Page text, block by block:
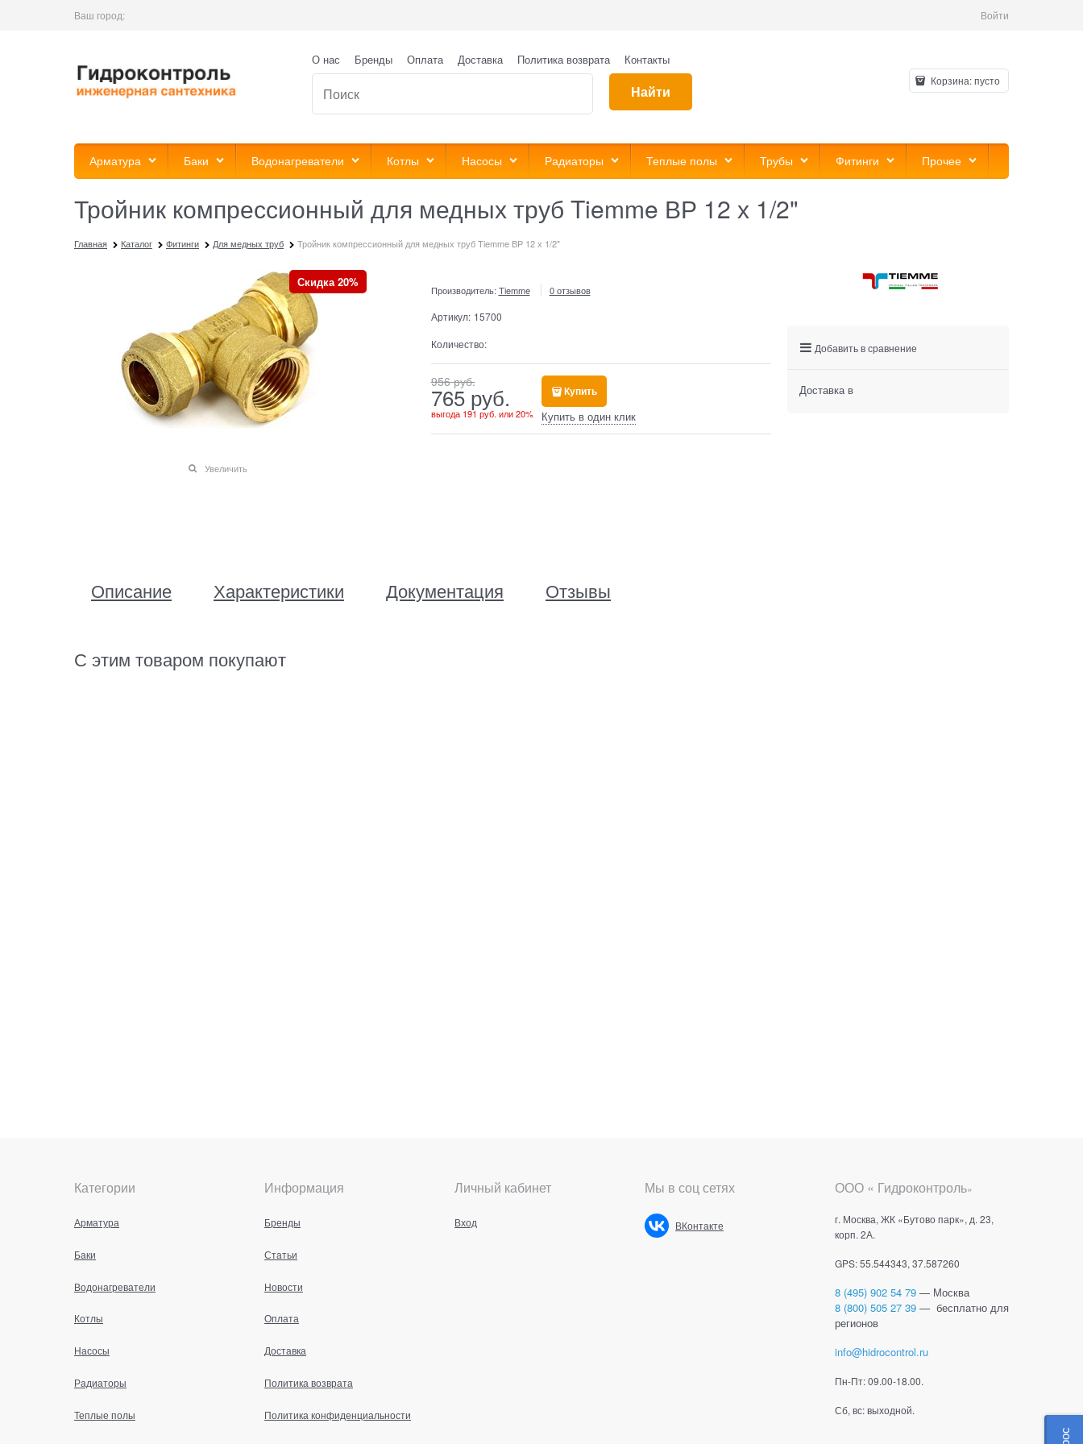
Ваш город: Войти
О нас Бренды Оплата Доставка Политика возврата Контакты
Найти
Корзина:пусто
Арматура Баки Водонагреватели Котлы Насосы Радиаторы Теплые полы Трубы Фитинги Прочее
Тройник компрессионный для медных труб Tiemme ВР 12 х 1/2"
Главная Каталог Фитинги Для медных труб Тройник компрессионный для медных труб Tiemme ВР 12 х 1/2"
Скидка 20%
Увеличить
Производитель: Tiemme 0 отзывов
Артикул: 15700
Количество:
956 руб.
765 руб.
выгода 191 руб. или20%
Купить
Купить в один клик
Описание Характеристики Документация Отзывы
С этим товаром покупают
Добавить в сравнение
Доставка в
Категории
Арматура
Баки
Водонагреватели
Котлы
Насосы
Радиаторы
Теплые полы
Информация
Бренды
Статьи
Новости
Оплата
Доставка
Политика возврата
Политика конфиденциальности
Личный кабинет
Вход
Мы в соц сетях
ВКонтакте
ООО « Гидроконтроль»
г. Москва, ЖК «Бутово парк», д. 23,
корп. 2А.
GPS: 55.544343, 37.587260
8 (495) 902 54 79 — Москва
8 (800) 505 27 39 — бесплатно для
регионов
info@hidrocontrol.ru
Пн-Пт: 09.00-18.00.
Сб, вс: выходной.